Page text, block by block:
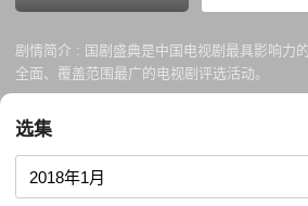
剧情简介 : 国剧盛典是中国电视剧最具影响力
全面、覆盖范围最广的电视剧评选活动。
选集